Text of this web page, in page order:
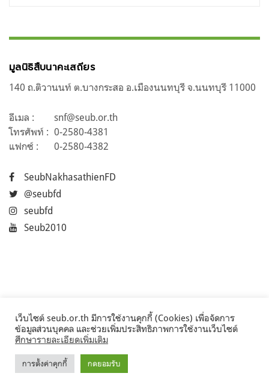
มูลนิธิสืบนาคะเสถียร
140 ถ.ติวานนท์ ต.บางกระสอ อ.เมืองนนทบุรี จ.นนทบุรี 11000
อีเมล :
snf@seub.or.th
โทรศัพท์ : 0-2580-4381
แฟกซ์ :
0-2580-4382
SeubNakhasathienFD
@seubfd
seubfd
Seub2010
©2017 Seub.or.th
เว็บไซต์ seub.or.th มีการใช้งานคุกกี้ (Cookies) เพื่อจัดการ
ข้อมูลส่วนบุคคล และช่วยเพิ่มประสิทธิภาพการใช้งานเว็บไซต์
ศึกษารายละเอียดเพิ่มเติม
การตั้งค่าคุกกี้ กดยอมรับ